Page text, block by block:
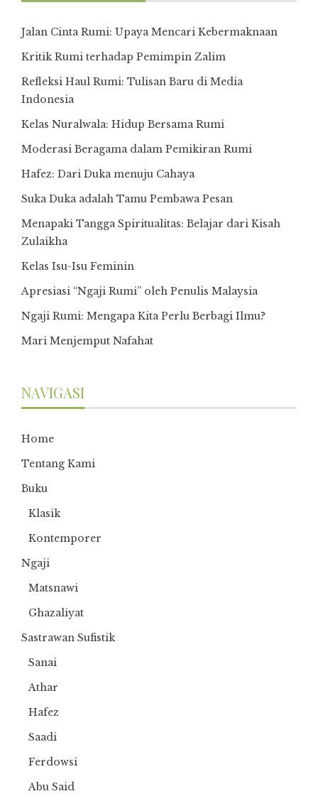
Jalan Cinta Rumi: Upaya Mencari Kebermaknaan
Kritik Rumi terhadap Pemimpin Zalim
Refleksi Haul Rumi: Tulisan Baru di Media
Indonesia
Kelas Nuralwala: Hidup Bersama Rumi
Moderasi Beragama dalam Pemikiran Rumi
Hafez: Dari Duka menuju Cahaya
Suka Duka adalah Tamu Pembawa Pesan
Menapaki Tangga Spiritualitas: Belajar dari Kisah
Zulaikha
Kelas Isu-Isu Feminin
Apresiasi “Ngaji Rumi” oleh Penulis Malaysia
Ngaji Rumi: Mengapa Kita Perlu Berbagi Ilmu?
Mari Menjemput Nafahat
NAVIGASI
Home
Tentang Kami
Buku
Klasik
Kontemporer
Ngaji
Matsnawi
Ghazaliyat
Sastrawan Sufistik
Sanai
Athar
Hafez
Saadi
Ferdowsi
Abu Said